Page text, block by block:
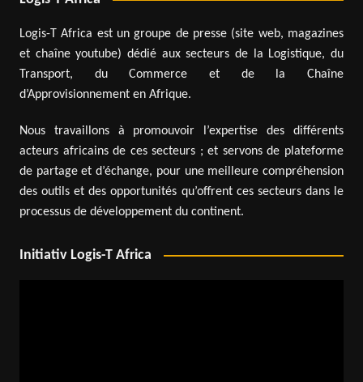
Logis-T Africa est un groupe de presse (site web, magazines
et chaîne youtube) dédié aux secteurs de la Logistique, du
Transport, du Commerce et de la Chaîne
d’Approvisionnement en Afrique.
Nous travaillons à promouvoir l’expertise des différents
acteurs africains de ces secteurs ; et servons de plateforme
de partage et d’échange, pour une meilleure compréhension
des outils et des opportunités qu’offrent ces secteurs dans le
processus de développement du continent.
Initiativ Logis-T Africa